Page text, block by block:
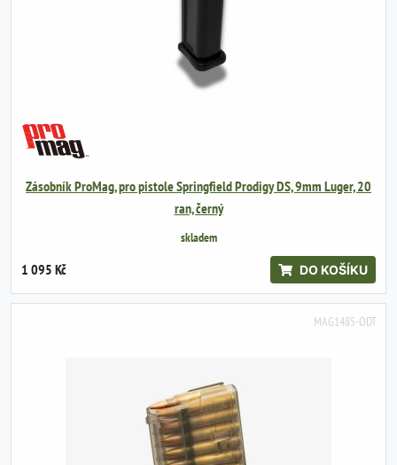
Zásobník ProMag, pro pistole Springfield Prodigy DS, 9mm Luger, 20
ran, černý
skladem
1 095 Kč DO KOŠÍKU
MAG1485-ODT